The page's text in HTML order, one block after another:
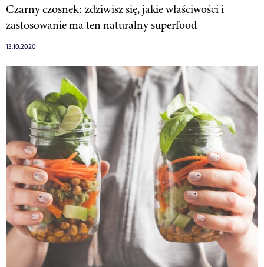
Czarny czosnek: zdziwisz się, jakie właściwości i
zastosowanie ma ten naturalny superfood
13.10.2020